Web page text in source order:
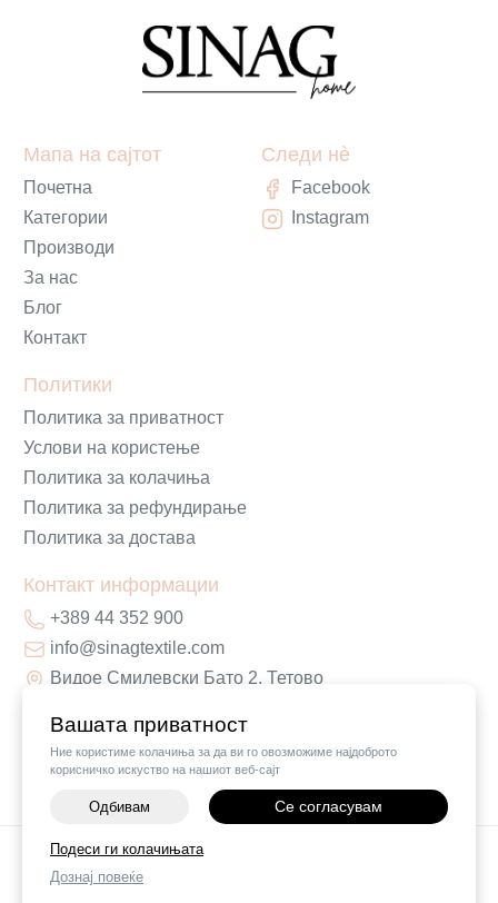
Вашата приватност
Ние користиме колачиња за да ви го овозможиме најдоброто
корисничко искуство на нашиот веб-сајт
Одбивам Се согласувам
Подеси ги колачињата
Дознај повеќе
+
Мапа на сајтот
Почетна
Категории
Производи
За нас
Блог
Контакт
Политики
Политика за приватност
Услови на користење
Политика за колачиња
Политика за рефундирање
Политика за достава
Контакт информации
+389 44 352 900
info@sinagtextile.com
Видое Смилевски Бато 2, Тетово
Следи нè
Facebook
Instagram
©2026Vendor x
Поставки за колачиња